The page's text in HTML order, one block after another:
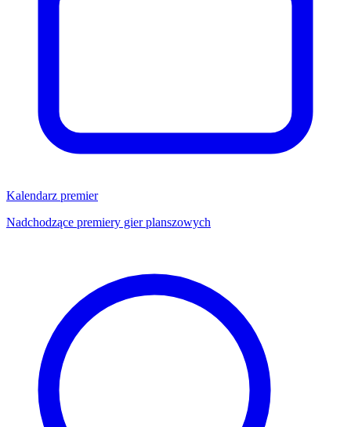
Kalendarz premier
Nadchodzące premiery gier planszowych